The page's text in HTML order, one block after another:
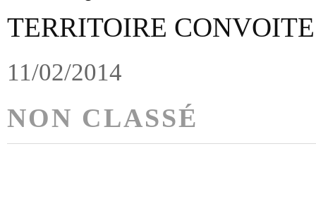
TERRITOIRE CONVOITE
11/02/2014
NON CLASSÉ